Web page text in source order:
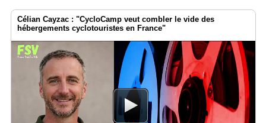
Célian Cayzac : "CycloCamp veut combler le vide des
hébergements cyclotouristes en France"